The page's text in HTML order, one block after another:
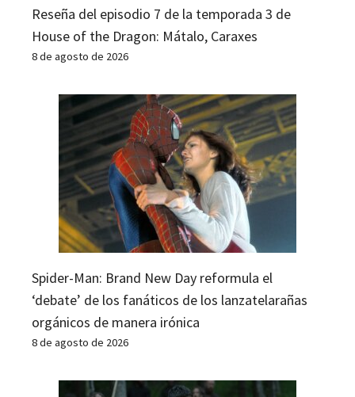
Reseña del episodio 7 de la temporada 3 de
House of the Dragon: Mátalo, Caraxes
8 de agosto de 2026
Spider-Man: Brand New Day reformula el
‘debate’ de los fanáticos de los lanzatelarañas
orgánicos de manera irónica
8 de agosto de 2026